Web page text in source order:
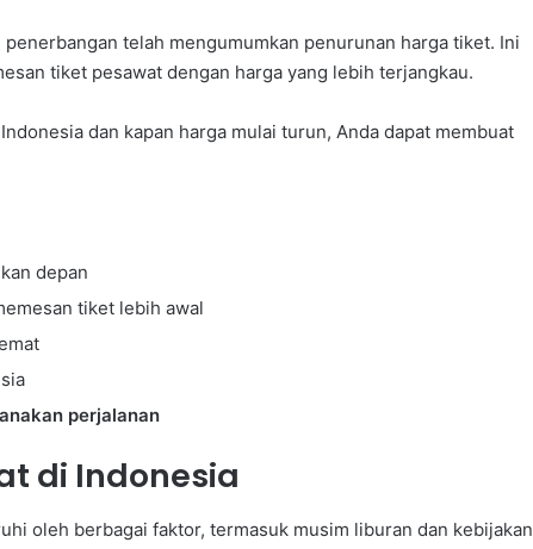
telah mengumumkan penurunan harga tiket. Ini
tiket pesawat dengan harga yang lebih terjangkau.
dan kapan harga mulai turun, Anda dapat membuat
depan
tiket lebih awal
perjalanan
di Indonesia
oleh berbagai faktor, termasuk musim liburan dan kebijakan